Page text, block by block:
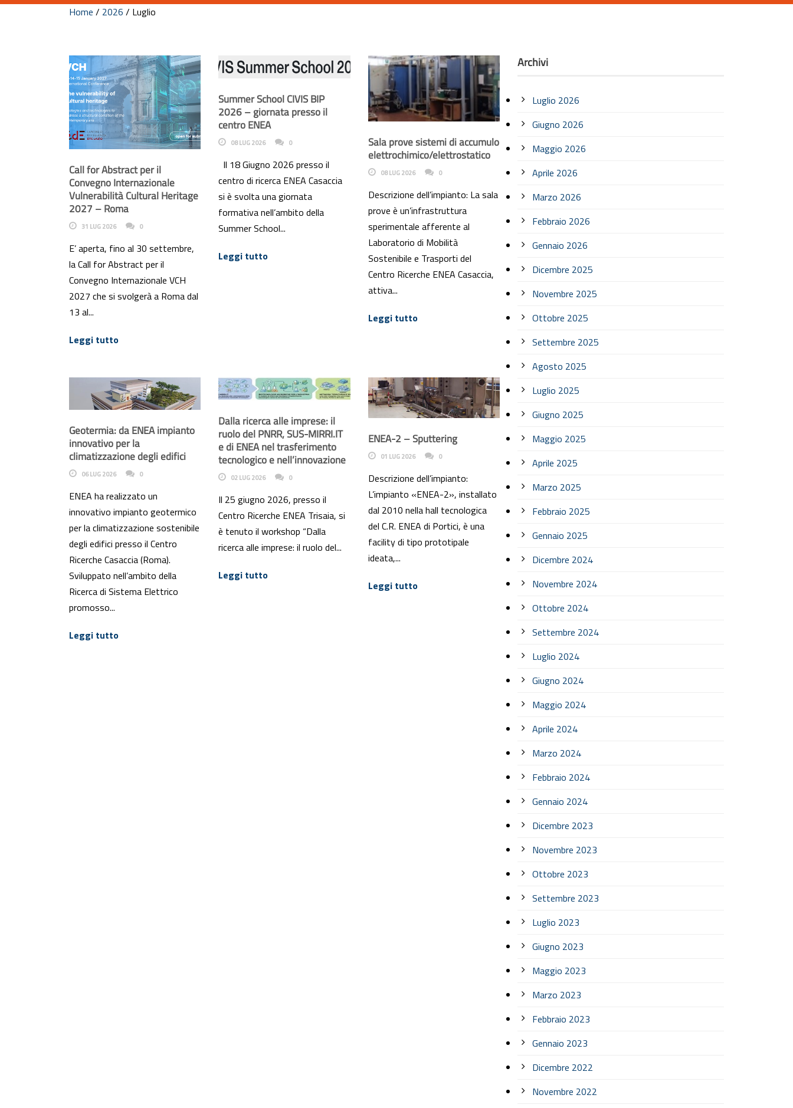
Home / 2026 / Luglio
Call for Abstract per il
Convegno Internazionale
Vulnerabilità Cultural Heritage
2027 – Roma
31 LUG 2026 0
E’ aperta, fino al 30 settembre,
la Call for Abstract per il
Convegno Internazionale VCH
2027 che si svolgerà a Roma dal
13 al...
Leggi tutto
Summer School CIVIS BIP
2026 – giornata presso il
centro ENEA
08 LUG 2026 0
Il 18 Giugno 2026 presso il
centro di ricerca ENEA Casaccia
si è svolta una giornata
formativa nell’ambito della
Summer School...
Leggi tutto
Sala prove sistemi di accumulo
elettrochimico/elettrostatico
08 LUG 2026 0
Descrizione dell’impianto: La sala
prove è un’infrastruttura
sperimentale afferente al
Laboratorio di Mobilità
Sostenibile e Trasporti del
Centro Ricerche ENEA Casaccia,
attiva...
Leggi tutto
Geotermia: da ENEA impianto
innovativo per la
climatizzazione degli edifici
06 LUG 2026 0
ENEA ha realizzato un
innovativo impianto geotermico
per la climatizzazione sostenibile
degli edifici presso il Centro
Ricerche Casaccia (Roma).
Sviluppato nell’ambito della
Ricerca di Sistema Elettrico
promosso...
Leggi tutto
Dalla ricerca alle imprese: il
ruolo del PNRR, SUS-MIRRI.IT
e di ENEA nel trasferimento
tecnologico e nell’innovazione
02 LUG 2026 0
Il 25 giugno 2026, presso il
Centro Ricerche ENEA Trisaia, si
è tenuto il workshop “Dalla
ricerca alle imprese: il ruolo del...
Leggi tutto
ENEA-2 – Sputtering
01 LUG 2026 0
Descrizione dell’impianto:
L’impianto «ENEA-2», installato
dal 2010 nella hall tecnologica
del C.R. ENEA di Portici, è una
facility di tipo prototipale
ideata,...
Leggi tutto
Archivi
Luglio 2026
Giugno 2026
Maggio 2026
Aprile 2026
Marzo 2026
Febbraio 2026
Gennaio 2026
Dicembre 2025
Novembre 2025
Ottobre 2025
Settembre 2025
Agosto 2025
Luglio 2025
Giugno 2025
Maggio 2025
Aprile 2025
Marzo 2025
Febbraio 2025
Gennaio 2025
Dicembre 2024
Novembre 2024
Ottobre 2024
Settembre 2024
Luglio 2024
Giugno 2024
Maggio 2024
Aprile 2024
Marzo 2024
Febbraio 2024
Gennaio 2024
Dicembre 2023
Novembre 2023
Ottobre 2023
Settembre 2023
Luglio 2023
Giugno 2023
Maggio 2023
Marzo 2023
Febbraio 2023
Gennaio 2023
Dicembre 2022
Novembre 2022